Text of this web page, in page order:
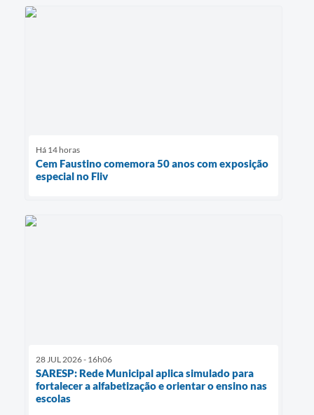
Há 14 horas
Cem Faustino comemora 50 anos com exposição
especial no Fliv
28 JUL 2026 - 16h06
SARESP: Rede Municipal aplica simulado para
fortalecer a alfabetização e orientar o ensino nas
escolas